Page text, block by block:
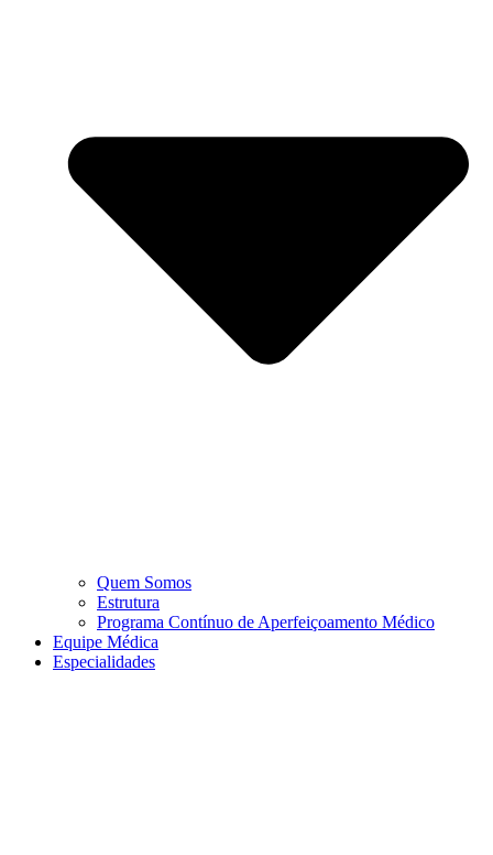
Quem Somos
Estrutura
Programa Contínuo de Aperfeiçoamento Médico
Equipe Médica
Especialidades